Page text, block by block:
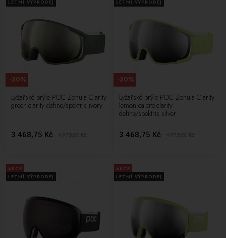
LETNÍ VÝPRODEJ
Lyžařské brýle POC Zonula Clarity
green-clarity define/spektris ivory
3 468,75 Kč 4 975,00Kč
-30%
LETNÍ VÝPRODEJ
Lyžařské brýle POC Zonula Clarity
lemon calcite-clarity
define/spektris silver
3 468,75 Kč 4 975,00Kč
-30%
AKCE
LETNÍ VÝPRODEJ
AKCE
LETNÍ VÝPRODEJ